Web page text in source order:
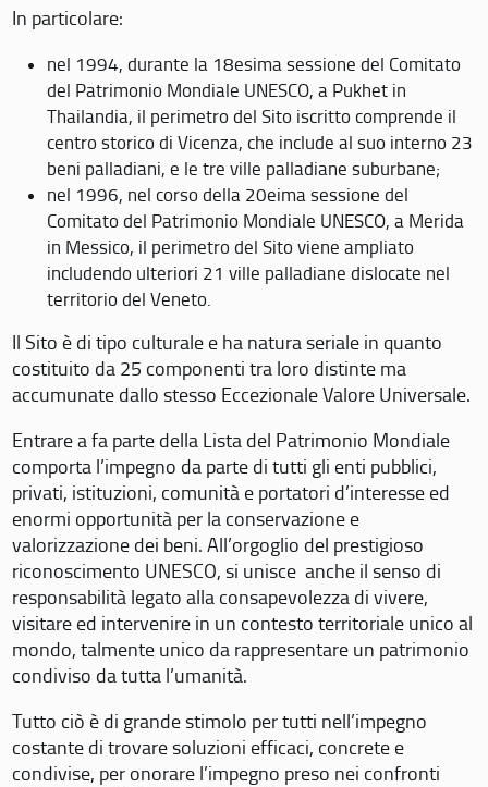
In particolare:
nel 1994, durante la 18esima sessione del Comitato
del Patrimonio Mondiale UNESCO, a Pukhet in
Thailandia, il perimetro del Sito iscritto comprende il
centro storico di Vicenza, che include al suo interno 23
beni palladiani, e le tre ville palladiane suburbane;
nel 1996, nel corso della 20eima sessione del
Comitato del Patrimonio Mondiale UNESCO, a Merida
in Messico, il perimetro del Sito viene ampliato
includendo ulteriori 21 ville palladiane dislocate nel
territorio del Veneto.
Il Sito è di tipo culturale e ha natura seriale in quanto
costituito da 25 componenti tra loro distinte ma
accumunate dallo stesso Eccezionale Valore Universale.
Entrare a fa parte della Lista del Patrimonio Mondiale
comporta l’impegno da parte di tutti gli enti pubblici,
privati, istituzioni, comunità e portatori d’interesse ed
enormi opportunità per la conservazione e
valorizzazione dei beni. All’orgoglio del prestigioso
riconoscimento UNESCO, si unisce anche il senso di
responsabilità legato alla consapevolezza di vivere,
visitare ed intervenire in un contesto territoriale unico al
mondo, talmente unico da rappresentare un patrimonio
condiviso da tutta l’umanità.
Tutto ciò è di grande stimolo per tutti nell’impegno
costante di trovare soluzioni efficaci, concrete e
condivise, per onorare l’impegno preso nei confronti